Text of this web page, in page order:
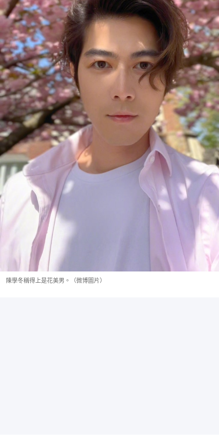
陳學冬稱得上是花美男。（微博圖片）